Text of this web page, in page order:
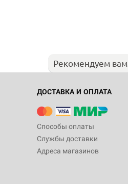
Рекомендуем вам
ДОСТАВКА И ОПЛАТА
Способы оплаты
Службы доставки
Адреса магазинов